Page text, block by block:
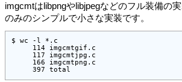
imgcmtはlibpngやlibjpegなどのフル装備の
のみのシンプルで小さな実装です。
$ wc -l *.c
     114 imgcmtgif.c
     117 imgcmtjpg.c
     166 imgcmtpng.c
     397 total